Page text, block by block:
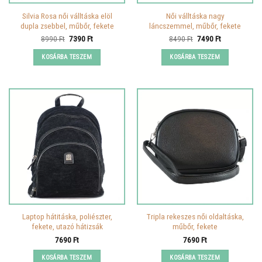
Silvia Rosa női válltáska elöl
dupla zsebbel, műbőr, fekete
8990Ft Original
was:
8990 Ft.
7390FtCurrent
KOSÁRBA TESZEM
Női válltáska nagy
láncszemmel, műbőr, fekete
8490Ft Original
was:
8490 Ft.
7490FtCurrent
KOSÁRBA TESZEM
Laptop hátitáska, poliészter,
fekete, utazó hátizsák
7690Ft
KOSÁRBA TESZEM
Tripla rekeszes női oldaltáska,
műbőr, fekete
7690Ft
KOSÁRBA TESZEM